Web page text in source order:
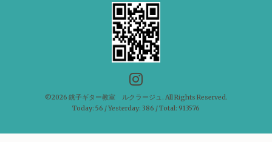
©2026 銚子ギター教室 ルクラージュ . All Rights Reserved.
Today: 56 / Yesterday: 386 / Total: 913576